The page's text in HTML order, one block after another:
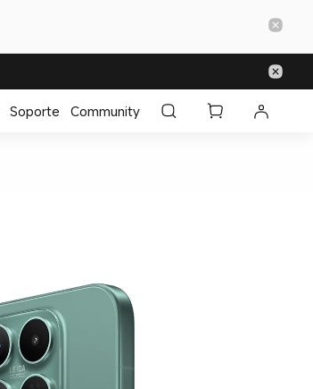
Soporte Community